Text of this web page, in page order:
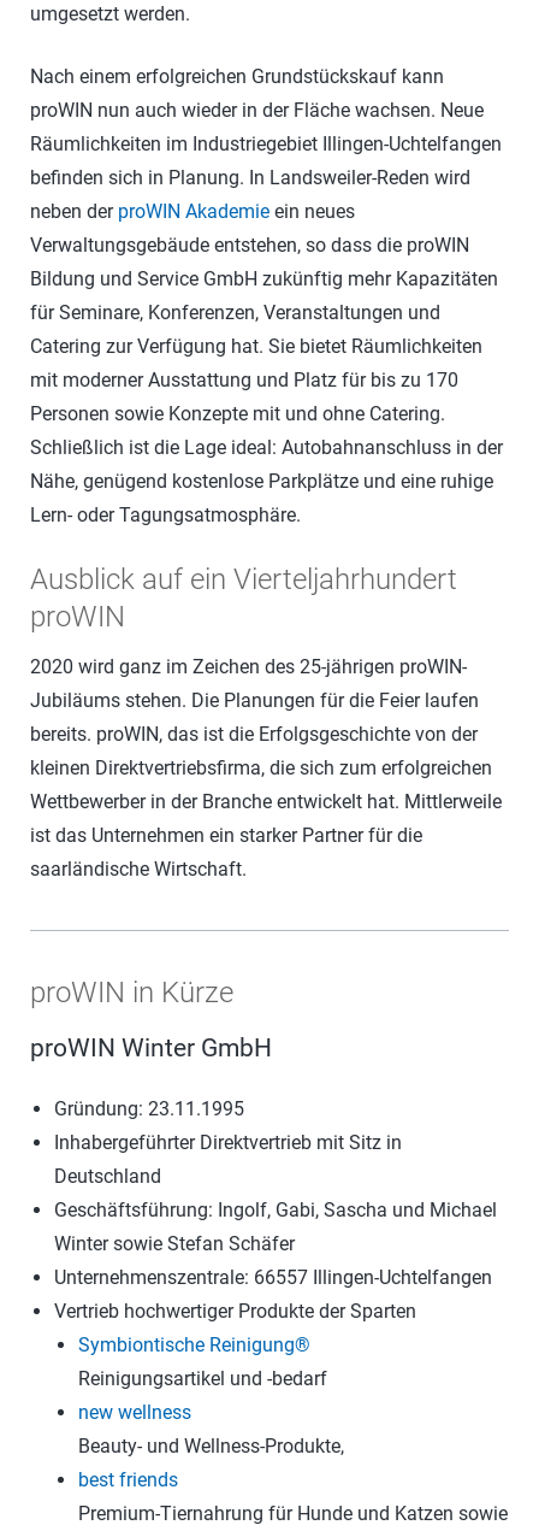
umgesetzt werden.
Nach einem erfolgreichen Grundstückskauf kann
proWIN nun auch wieder in der Fläche wachsen. Neue
Räumlichkeiten im Industriegebiet Illingen-Uchtelfangen
befinden sich in Planung. In Landsweiler-Reden wird
neben der proWIN Akademieein neues
Verwaltungsgebäude entstehen, so dass die proWIN
Bildung und Service GmbH zukünftig mehr Kapazitäten
für Seminare, Konferenzen, Veranstaltungen und
Catering zur Verfügung hat. Sie bietet Räumlichkeiten
mit moderner Ausstattung und Platz für bis zu 170
Personen sowie Konzepte mit und ohne Catering.
Schließlich ist die Lage ideal: Autobahnanschluss in der
Nähe, genügend kostenlose Parkplätze und eine ruhige
Lern- oder Tagungsatmosphäre.
Ausblick auf ein Vierteljahrhundert
proWIN
2020 wird ganz im Zeichen des 25-jährigen proWIN-
Jubiläums stehen. Die Planungen für die Feier laufen
bereits. proWIN, das ist die Erfolgsgeschichte von der
kleinen Direktvertriebsfirma, die sich zum erfolgreichen
Wettbewerber in der Branche entwickelt hat. Mittlerweile
ist das Unternehmen ein starker Partner für die
saarländische Wirtschaft.
proWIN in Kürze
proWIN Winter GmbH
Gründung: 23.11.1995
Inhabergeführter Direktvertrieb mit Sitz in
Deutschland
Geschäftsführung: Ingolf, Gabi, Sascha und Michael
Winter sowie Stefan Schäfer
Unternehmenszentrale: 66557 Illingen-Uchtelfangen
Vertrieb hochwertiger Produkte der Sparten
Symbiontische Reinigung®
Reinigungsartikel und -bedarf
new wellness
Beauty- und Wellness-Produkte,
best friends
Premium-Tiernahrung für Hunde und Katzen sowie